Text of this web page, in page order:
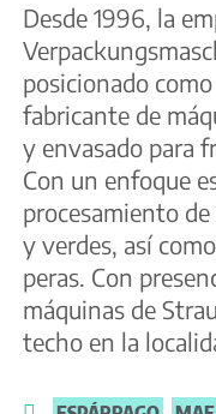
Desde 1996, la
posicionado
fabricante de
y envasado para
Con un enfoque
procesamiento
y verdes, así
peras. Con
máquinas de
techo en la